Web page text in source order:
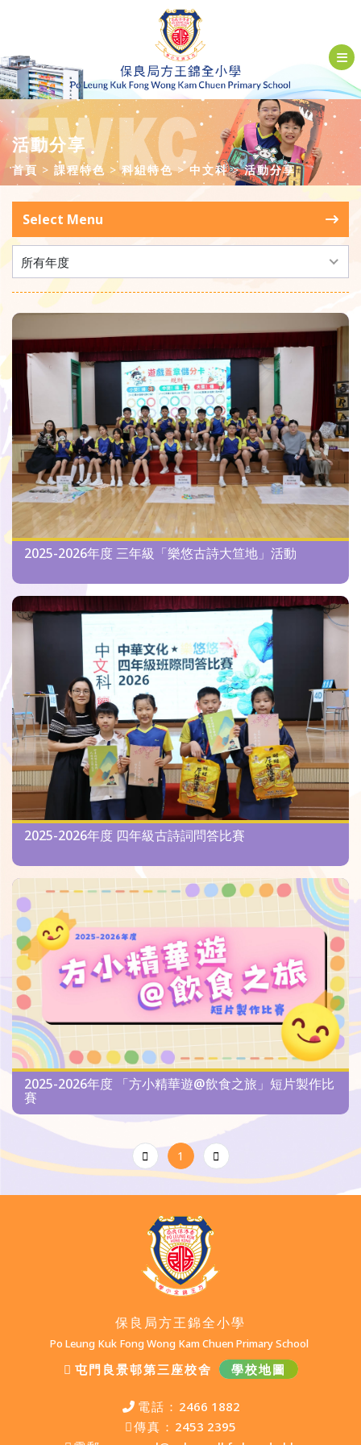
活動分享
首頁 課程特色 科組特色 中文科 活動分享
Select Menu
所有年度
2025-2026年度 三年級「樂悠古詩大笪地」活動
2025-2026年度 四年級古詩詞問答比賽
2025-2026年度 「方小精華遊@飲食之旅」短片製作比
賽
1
保良局方王錦全小學
Po Leung Kuk Fong Wong Kam Chuen Primary School
屯門良景邨第三座校舍 學校地圖
電話： 2466 1882
傳真： 2453 2395